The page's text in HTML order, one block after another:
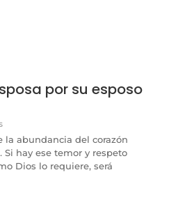
por su esposo
la abundancia del corazón
Si hay ese temor y respeto
Dios lo requiere, será